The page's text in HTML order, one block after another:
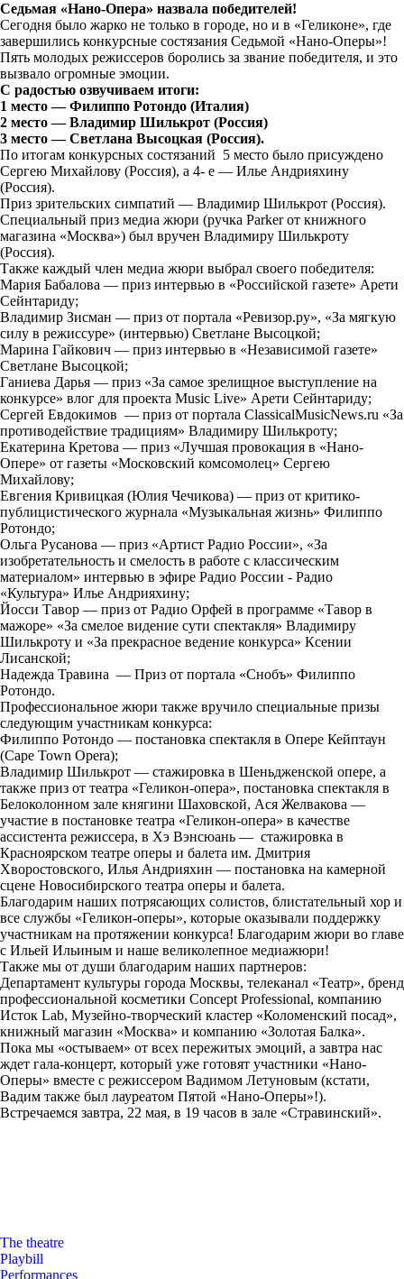
Седьмая «Нано-Опера» назвала победителей!
Сегодня было жарко не только в городе, но и в «Геликоне», где
завершились конкурсные состязания Седьмой «Нано-Оперы»!
Пять молодых режиссеров боролись за звание победителя, и это
вызвало огромные эмоции.
С радостью озвучиваем итоги:
1 место — Филиппо Ротондо (Италия)
2 место — Владимир Шилькрот (Россия)
3 место — Светлана Высоцкая (Россия).
По итогам конкурсных состязаний 5 место было присуждено
Сергею Михайлову (Россия), а 4- е — Илье Андрияхину
(Россия).
Приз зрительских симпатий — Владимир Шилькрот (Россия).
Специальный приз медиа жюри (ручка Parker от книжного
магазина «Москва») был вручен Владимиру Шилькроту
(Россия).
Также каждый член медиа жюри выбрал своего победителя:
Мария Бабалова — приз интервью в «Российской газете» Арети
Сейнтариду;
Владимир Зисман — приз от портала «Ревизор.ру», «За мягкую
силу в режиссуре» (интервью) Светлане Высоцкой;
Марина Гайкович — приз интервью в «Независимой газете»
Светлане Высоцкой;
Ганиева Дарья — приз «За самое зрелищное выступление на
конкурсе» влог для проекта Music Live» Арети Сейнтариду;
Сергей Евдокимов — приз от портала ClassicalMusicNews.ru «За
противодействие традициям» Владимиру Шилькроту;
Екатерина Кретова — приз «Лучшая провокация в «Нано-
Опере» от газеты «Московский комсомолец» Сергею
Михайлову;
Евгения Кривицкая (Юлия Чечикова) — приз от критико-
публицистического журнала «Музыкальная жизнь» Филиппо
Ротондо;
Ольга Русанова — приз «Артист Радио России», «За
изобретательность и смелость в работе с классическим
материалом» интервью в эфире Радио России - Радио
«Культура» Илье Андрияхину;
Йосси Тавор — приз от Радио Орфей в программе «Тавор в
мажоре» «За смелое видение сути спектакля» Владимиру
Шилькроту и «За прекрасное ведение конкурса» Ксении
Лисанской;
Надежда Травина — Приз от портала «Снобъ» Филиппо
Ротондо.
Профессиональное жюри также вручило специальные призы
следующим участникам конкурса:
Филиппо Ротондо — постановка спектакля в Опере Кейптаун
(Cape Town Opera);
Владимир Шилькрот — стажировка в Шеньдженской опере, а
также приз от театра «Геликон-опера», постановка спектакля в
Белоколонном зале княгини Шаховской, Ася Желвакова —
участие в постановке театра «Геликон-опера» в качестве
ассистента режиссера, в Хэ Вэнсюань — стажировка в
Красноярском театре оперы и балета им. Дмитрия
Хворостовского, Илья Андрияхин — постановка на камерной
сцене Новосибирского театра оперы и балета.
Благодарим наших потрясающих солистов, блистательный хор и
все службы «Геликон-оперы», которые оказывали поддержку
участникам на протяжении конкурса! Благодарим жюри во главе
с Ильей Ильиным и наше великолепное медиажюри!
Также мы от души благодарим наших партнеров:
Департамент культуры города Москвы, телеканал «Театр», бренд
профессиональной косметики Concept Professional, компанию
Исток Lab, Музейно-творческий кластер «Коломенский посад»,
книжный магазин «Москва» и компанию «Золотая Балка».
Пока мы «остываем» от всех пережитых эмоций, а завтра нас
ждет гала-концерт, который уже готовят участники «Нано-
Оперы» вместе с режиссером Вадимом Летуновым (кстати,
Вадим также был лауреатом Пятой «Нано-Оперы»!).
Встречаемся завтра, 22 мая, в 19 часов в зале «Стравинский».
The theatre
Playbill
Performances